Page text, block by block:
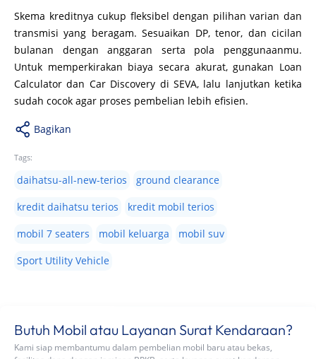
Skema kreditnya cukup fleksibel dengan pilihan varian dan
transmisi yang beragam. Sesuaikan DP, tenor, dan cicilan
bulanan dengan anggaran serta pola penggunaanmu.
Untuk memperkirakan biaya secara akurat, gunakan Loan
Calculator dan Car Discovery di SEVA, lalu lanjutkan ketika
sudah cocok agar proses pembelian lebih efisien.
Bagikan
Tags:
daihatsu-all-new-terios
ground clearance
kredit daihatsu terios
kredit mobil terios
mobil 7 seaters
mobil keluarga
mobil suv
Sport Utility Vehicle
Butuh Mobil atau Layanan Surat Kendaraan?
Kami siap membantumu dalam pembelian mobil baru atau bekas,